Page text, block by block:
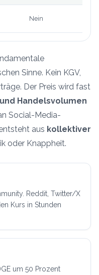
Nein
Sinne. Kein KGV,
Der Preis wird fast
Handelsvolumen
Social-Media-
aus kollektiver
oder Knappheit.
Reddit, Twitter/X
Kurs in Stunden
um 50 Prozent